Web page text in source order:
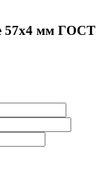
57x4 мм ГОСТ